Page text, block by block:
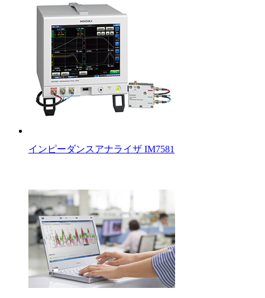
インピーダンスアナライザ IM7581